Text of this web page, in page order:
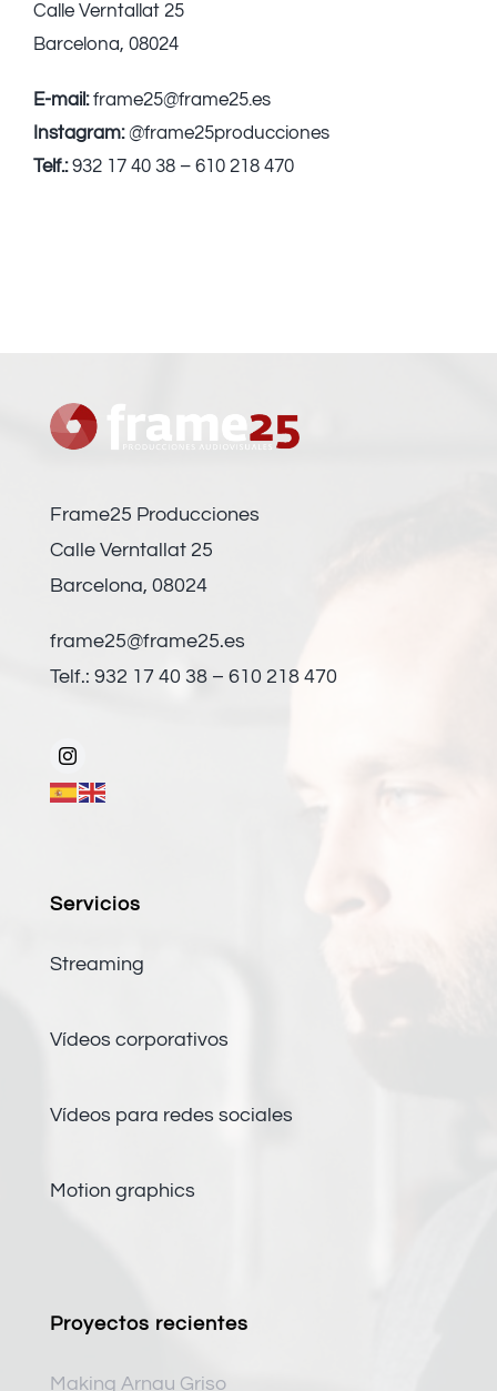
Calle Verntallat 25
Barcelona, 08024
E-mail:frame25@frame25.es
Instagram:@frame25producciones
Telf.:932 17 40 38 – 610 218 470
Frame25 Producciones
Calle Verntallat 25
Barcelona, 08024
frame25@frame25.es
Telf.: 932 17 40 38 – 610 218 470
Servicios
Streaming
Vídeos corporativos
Vídeos para redes sociales
Motion graphics
Proyectos recientes
Making Arnau Griso